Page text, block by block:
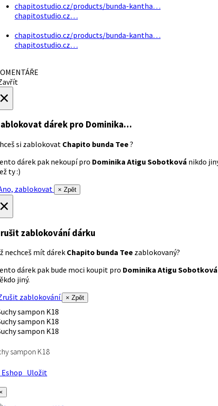
chapitostudio.cz/products/bunda-kantha…
chapitostudio.cz…
chapitostudio.cz/products/bunda-kantha…
chapitostudio.cz…
dárek pro Dominika…
si zablokovat Chapito bunda Tee?
dárek pak nekoupí pro Dominika Atigu Sobotková nikdo
ty :)
zablokovat
× Zpět
zablokování dárku
nechceš mít dárek Chapito bunda Tee zablokovaný?
dárek pak bude moci koupit pro Dominika Atigu Sobotková
jiný.
zablokování
× Zpět
sampon K18
Uložit